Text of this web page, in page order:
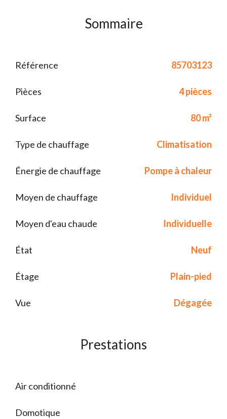
Sommaire
Référence 85703123
Pièces 4 pièces
Surface 80 m²
Type de chauffage Climatisation
Énergie de chauffage Pompe à chaleur
Moyen de chauffage Individuel
Moyen d'eau chaude Individuelle
État Neuf
Étage Plain-pied
Vue Dégagée
Prestations
Air conditionné
Domotique